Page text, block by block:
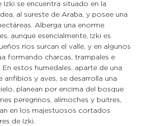
Izki se encuentra situado en la
al sureste de Araba, y posee una
Alberga una enorme
aunque esencialmente, Izki es
ríos surcan el valle, y en algunos
formando charcas, trampales e
estos humedales, aparte de una
anfibios y aves, se desarrolla una
planean por encima del bosque
peregrinos, alimoches y buitres,
en los majestuosos cortados
de Izki.